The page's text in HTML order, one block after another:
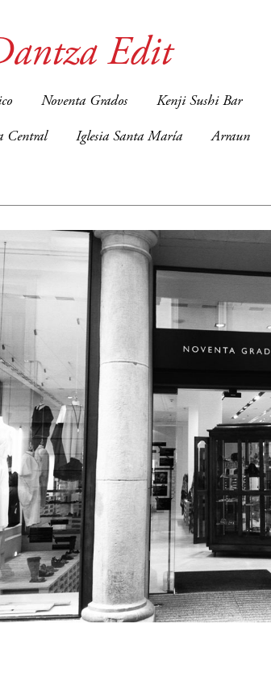
Edit
Noventa Grados Kenji Sushi Bar
Central Iglesia Santa María Arraun